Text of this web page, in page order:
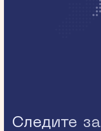
Следите за